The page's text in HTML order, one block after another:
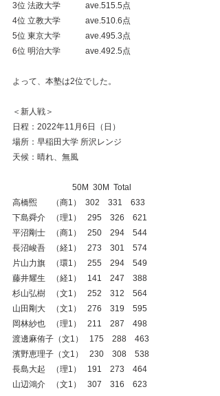
3位 法政大学　　　ave.515.5点
4位 立教大学　　　ave.510.6点
5位 東京大学　　　ave.495.3点
6位 明治大学　　　ave.492.5点
よって、本塾は2位でした。
＜新人戦＞
日程：2022年11月6日（日）
場所：早稲田大学 所沢レンジ
天候：晴れ、無風
50M  30M  Total
高橋煕       （商1）  302　331　633
下島舜介   （理1）   295　326　621
平沼剛士   （商1）   250　294　544
長沼峻吾   （経1）   273　301　574
片山力旗   （環1）   255　294　549
藤井耀生   （経1）   141　247　388
杉山弘樹   （文1）   252　312　564
山田剛大   （文1）   276　319　595
岡林紗也   （理1）   211　287　498
渡邊麻侑子（文1）   175　288　463
濱野恵理子（文1）   230　308　538
長島大起   （理1）   191　273　464
山辺鴻介   （文1）   307　316　623